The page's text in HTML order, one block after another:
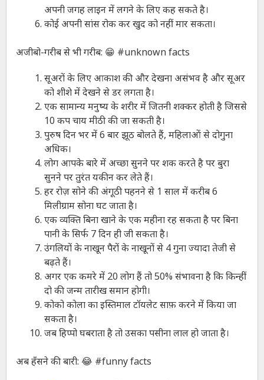
अपनी जगह लाइन में लगने के लिए कह सकते है।
कोई अपनी सांस रोक कर खुद को नहीं मार सकता।
अजीबो-गरीब से भी गरीब: 😁 #unknown facts
सूअरों के लिए आकाश की और देखना असंभव है और सूअर
को शीशे में देखने से डर लगता है।
एक सामान्य मनुष्य के शरीर में जितनी शक्कर होती है जिससे
10 कप चाय मीठी की जा सकती है।
पुरुष दिन भर में 6 बार झूठ बोलते हैं, महिलाओं से दोगुना
अधिक।
लोग आपके बारे में अच्छा सुनने पर शक करते है पर बुरा
सुनने पर तुरंत यकीन कर लेते हैं।
हर रोज़ सोने की अंगूठी पहनने से 1 साल में करीब 6
मिलीग्राम सोना घट जाता है।
एक व्यक्ति बिना खाने के एक महीना रह सकता है पर बिना
पानी के सिर्फ 7 दिन ही जी सकता है।
उंगलियों के नाखून पैरों के नाखूनों से 4 गुना ज्यादा तेजी से
बढ़ते हैं।
अगर एक कमरे में 20 लोग हैं तो 50% संभावना है कि किन्हीं
दो की जन्म तारीख समान होगी।
कोको कोला का इस्तिमाल टॉयलेट साफ़ करने में किया जा
सकता है।
जब हिप्पो घबराता है तो उसका पसीना लाल हो जाता है।
अब हँसने की बारी: 😂 #funny facts